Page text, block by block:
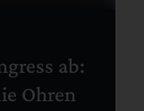
ab:
Ohren